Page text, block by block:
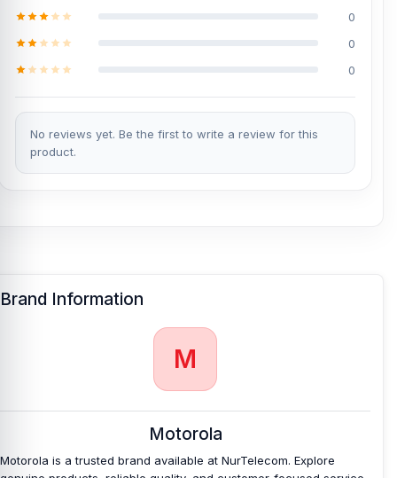
0
0
0
No reviews yet. Be the first to write a review for this
product.
Brand Information
M
Motorola
Motorola is a trusted brand available at NurTelecom. Explore